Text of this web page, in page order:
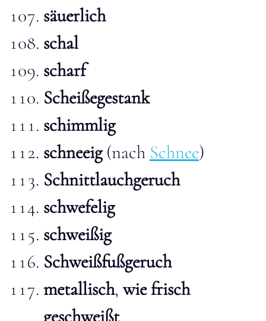
säuerlich
schal
scharf
Scheißegestank
schimmlig
schneeig(nach Schnee)
Schnittlauchgeruch
schwefelig
schweißig
Schweißfußgeruch
metallisch, wie frisch
geschweißt